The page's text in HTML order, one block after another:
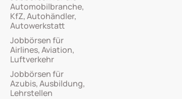
Automobilbranche,
KfZ, Autohändler,
Autowerkstatt
Jobbörsen für
Airlines, Aviation,
Luftverkehr
Jobbörsen für
Azubis, Ausbildung,
Lehrstellen